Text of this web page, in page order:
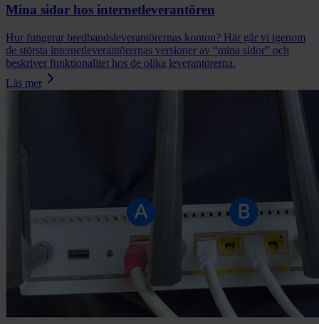
Mina sidor hos internetleverantören
Hur fungerar bredbandsleverantörernas konton? Här går vi igenom
de största internetleverantörernas versioner av “mina sidor” och
beskriver funktionalitet hos de olika leverantörerna.
Läs mer